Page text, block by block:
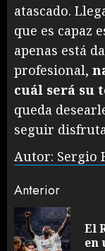
atascado.
que es capaz
apenas está
profesional,
cuál será su
queda
seguir
Autor: Sergio
Sigue
leyendo
Anterior
El
en